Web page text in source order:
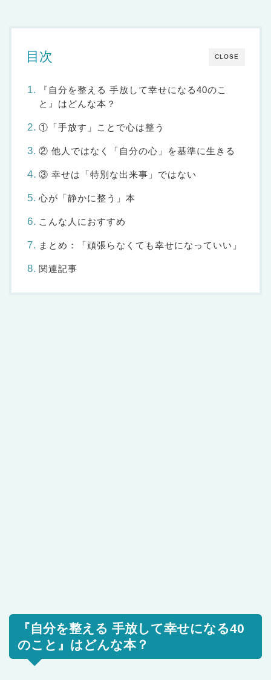
CLOSE
目次
『自分を整える 手放して幸せになる40のこ
と』はどんな本？
①「手放す」ことで心は整う
② 他人ではなく「自分の心」を基準に生きる
③ 幸せは「特別な出来事」ではない
心が「静かに整う」本
こんな人におすすめ
まとめ：「頑張らなくても幸せになっていい」
関連記事
『自分を整える 手放して幸せになる40
のこと』はどんな本？